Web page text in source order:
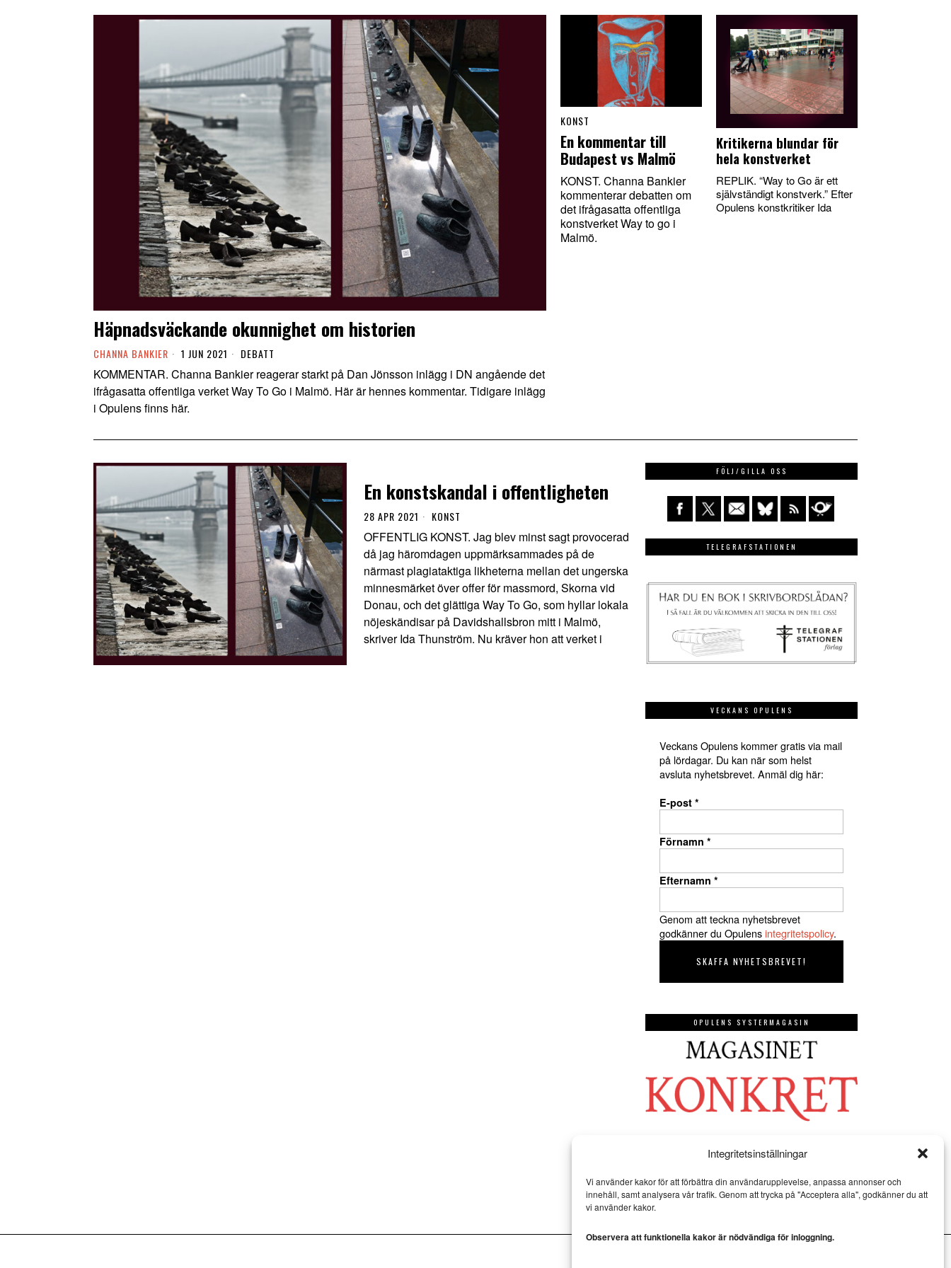
Integritetsinställningar
Vi använder kakor för att förbättra din användarupplevelse, anpassa annonser och
innehåll, samt analysera vår trafik. Genom att trycka på "Acceptera alla", godkänner du att
vi använder kakor.
Observera att funktionella kakor är nödvändiga för inloggning.
Häpnadsväckande okunnighet om historien
CHANNA BANKIER 1 JUN 2021 DEBATT
KOMMENTAR. Channa Bankier reagerar starkt på Dan Jönsson inlägg i DN angående det
ifrågasatta offentliga verket Way To Go i Malmö. Här är hennes kommentar. Tidigare inlägg
i Opulens finns här.
KONST
En kommentar till
Budapest vs Malmö
KONST. Channa Bankier
kommenterar debatten om
det ifrågasatta offentliga
konstverket Way to go i
Malmö.
Kritikerna blundar för
hela konstverket
REPLIK. “Way to Go är ett
självständigt konstverk.” Efter
Opulens konstkritiker Ida
En konstskandal i offentligheten
28 APR 2021 KONST
OFFENTLIG KONST. Jag blev minst sagt provocerad
då jag häromdagen uppmärksammades på de
närmast plagiataktiga likheterna mellan det ungerska
minnesmärket över offer för massmord, Skorna vid
Donau, och det glättiga Way To Go, som hyllar lokala
nöjeskändisar på Davidshallsbron mitt i Malmö,
skriver Ida Thunström. Nu kräver hon att verket i
FÖLJ/GILLA OSS
TELEGRAFSTATIONEN
VECKANS OPULENS
Veckans Opulens kommer gratis via mail
på lördagar. Du kan när som helst
avsluta nyhetsbrevet. Anmäl dig här:
E-post *
Förnamn *
Efternamn *
Genom att teckna nyhetsbrevet
godkänner du Opulensintegritetspolicy.
OPULENS SYSTERMAGASIN